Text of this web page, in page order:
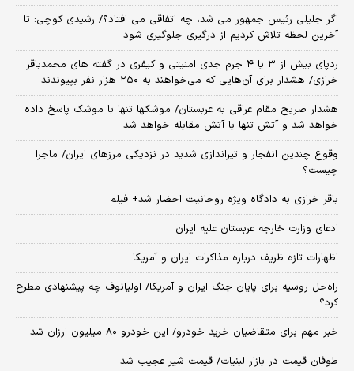
اگر جلیلی رئیس جمهور می شد، چه اتفاقی می افتاد؟/ رشیدی کوچی: تا
آخرین لحظه تلاش کردیم از درگیری جلوگیری شود
ردپای بیش از ۳ یا ۴ جرم جدی امنیتی و کیفری در گفته های محمدباقر
خرازی/ هشدار برای آن‌هایی که می‌خواهند به ۲۵۰ هزار نفر بپیوندند
هشدار صریح مقام عراقی به عربستان/ موشکها تنها با موشک پاسخ داده
خواهد شد و آتش تنها با آتش مقابله خواهد شد
وقوع چندین انفجار و تیراندازی شدید در نزدیکی مرز‌های ایران/ ماجرا
چیست؟
باقر خرازی به دادگاه ویژه روحانیت احضار شد+ فیلم
ادعای وزارت خارجه عربستان علیه ایران
اظهارات تازه ظریف درباره مذاکرات ایران و آمریکا
راه‌حل روسیه برای پایان جنگ ایران و آمریکا/ اولیانوف چه پیشنهادی مطرح
کرد؟
خبر مهم برای متقاضیان خرید خودرو/ این خودرو ۸۰ میلیون ارزان شد
طوفان قیمت در بازار لبنیات/ قیمت شیر عجیب شد